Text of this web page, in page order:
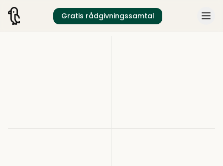
Gratis rådgivningssamtal